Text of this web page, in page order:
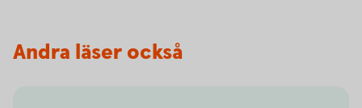
Andra läser också